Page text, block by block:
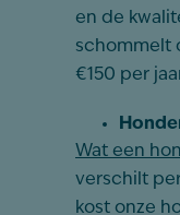
en de
schommelt
€150 per
Wat een
verschilt
kost onze